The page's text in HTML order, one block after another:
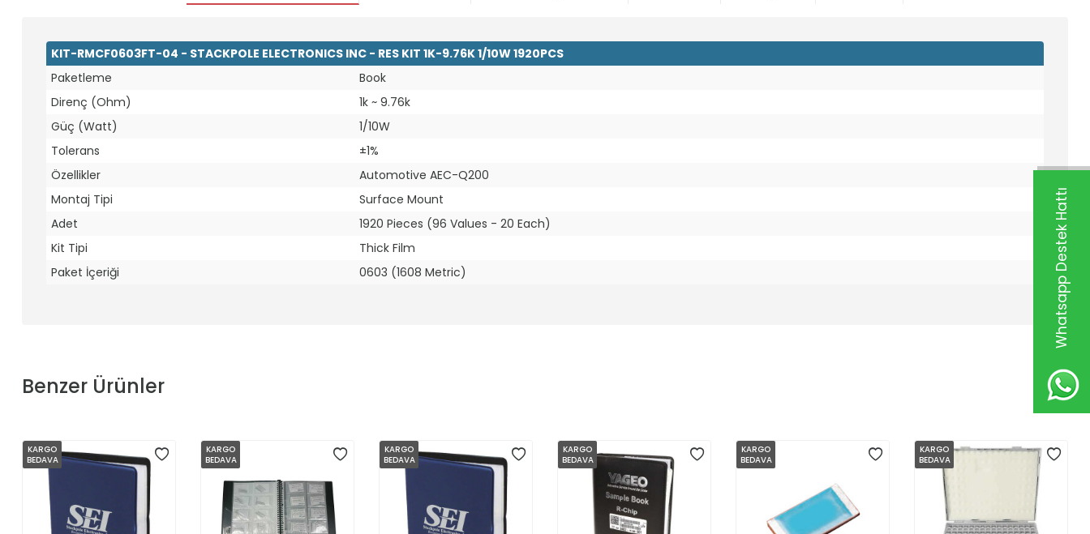
Whatsapp Destek Hattı
KIT-RMCF0603FT-04 - STACKPOLE ELECTRONICS INC - RES KIT 1K-9.76K 1/10W 1920PCS
Paketleme
Book
Direnç (Ohm)
1k ~ 9.76k
Güç (Watt)
1/10W
Tolerans
±1%
Özellikler
Automotive AEC-Q200
Montaj Tipi
Surface Mount
Adet
1920 Pieces (96 Values - 20 Each)
Kit Tipi
Thick Film
Paket İçeriği
0603 (1608 Metric)
Benzer Ürünler
KARGO
BEDAVA
KARGO
BEDAVA
KARGO
BEDAVA
KARGO
BEDAVA
KARGO
BEDAVA
KARGO
BEDAVA